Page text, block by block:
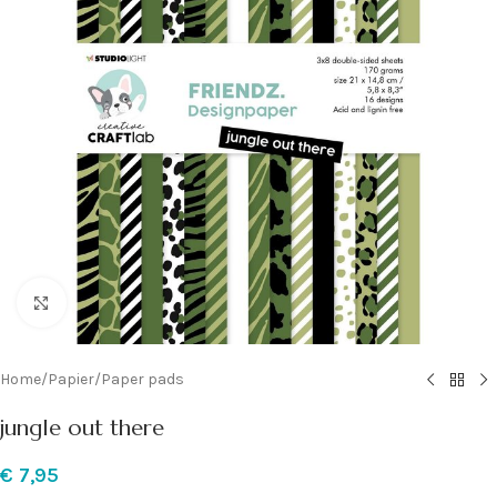
Klik om te vergroten
Home/Papier/Paper pads
jungle out there
€ 7,95